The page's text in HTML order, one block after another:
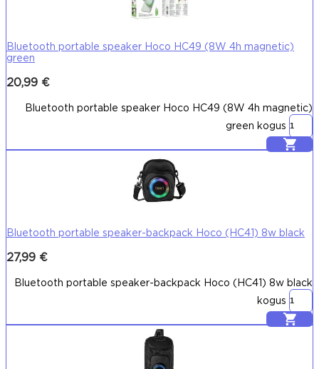
Bluetooth portable speaker Hoco HC49 (8W 4h magnetic)
green
20,99 €
Bluetooth portable speaker Hoco HC49 (8W 4h magnetic)
green kogus
Lisa korvi
Bluetooth portable speaker-backpack Hoco (HC41) 8w black
27,99 €
Bluetooth portable speaker-backpack Hoco (HC41) 8w black
kogus
Lisa korvi